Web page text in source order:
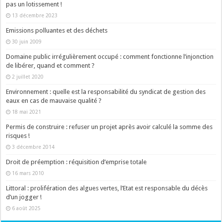
pas un lotissement !
13 décembre 2023
Emissions polluantes et des déchets
30 juin 2009
Domaine public irrégulièrement occupé : comment fonctionne l’injonction
de libérer, quand et comment ?
2 juillet 2020
Environnement : quelle est la responsabilité du syndicat de gestion des
eaux en cas de mauvaise qualité ?
18 mai 2021
Permis de construire : refuser un projet après avoir calculé la somme des
risques !
3 décembre 2014
Droit de préemption : réquisition d’emprise totale
16 mars 2010
Littoral : prolifération des algues vertes, l’Etat est responsable du décès
d’un jogger !
6 août 2025